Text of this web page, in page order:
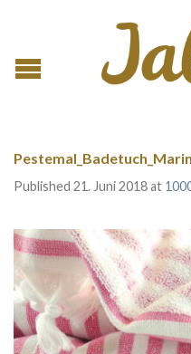
Published 21. Juni 2018at